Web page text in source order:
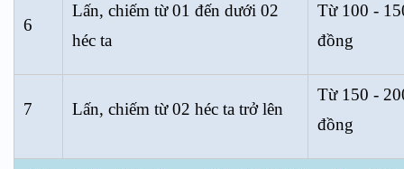
6
Lấn, chiếm từ 01 đến dưới 02
héc ta
Từ 100 -
đồng
7 Lấn, chiếm từ 02 héc ta trở lên
Từ 150 -
đồng